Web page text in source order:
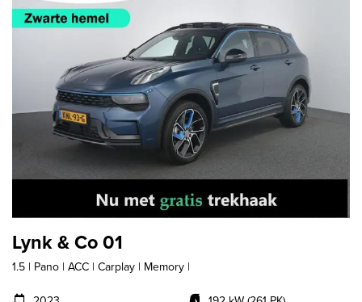
Lynk & Co 01
1.5 | Pano | ACC | Carplay | Memory |